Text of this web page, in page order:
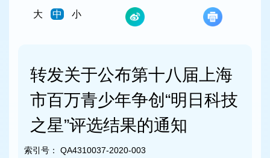
大
中 小
转发关于公布第十八届上海
市百万青少年争创“明日科技
之星”评选结果的通知
索引号： QA4310037-2020-003